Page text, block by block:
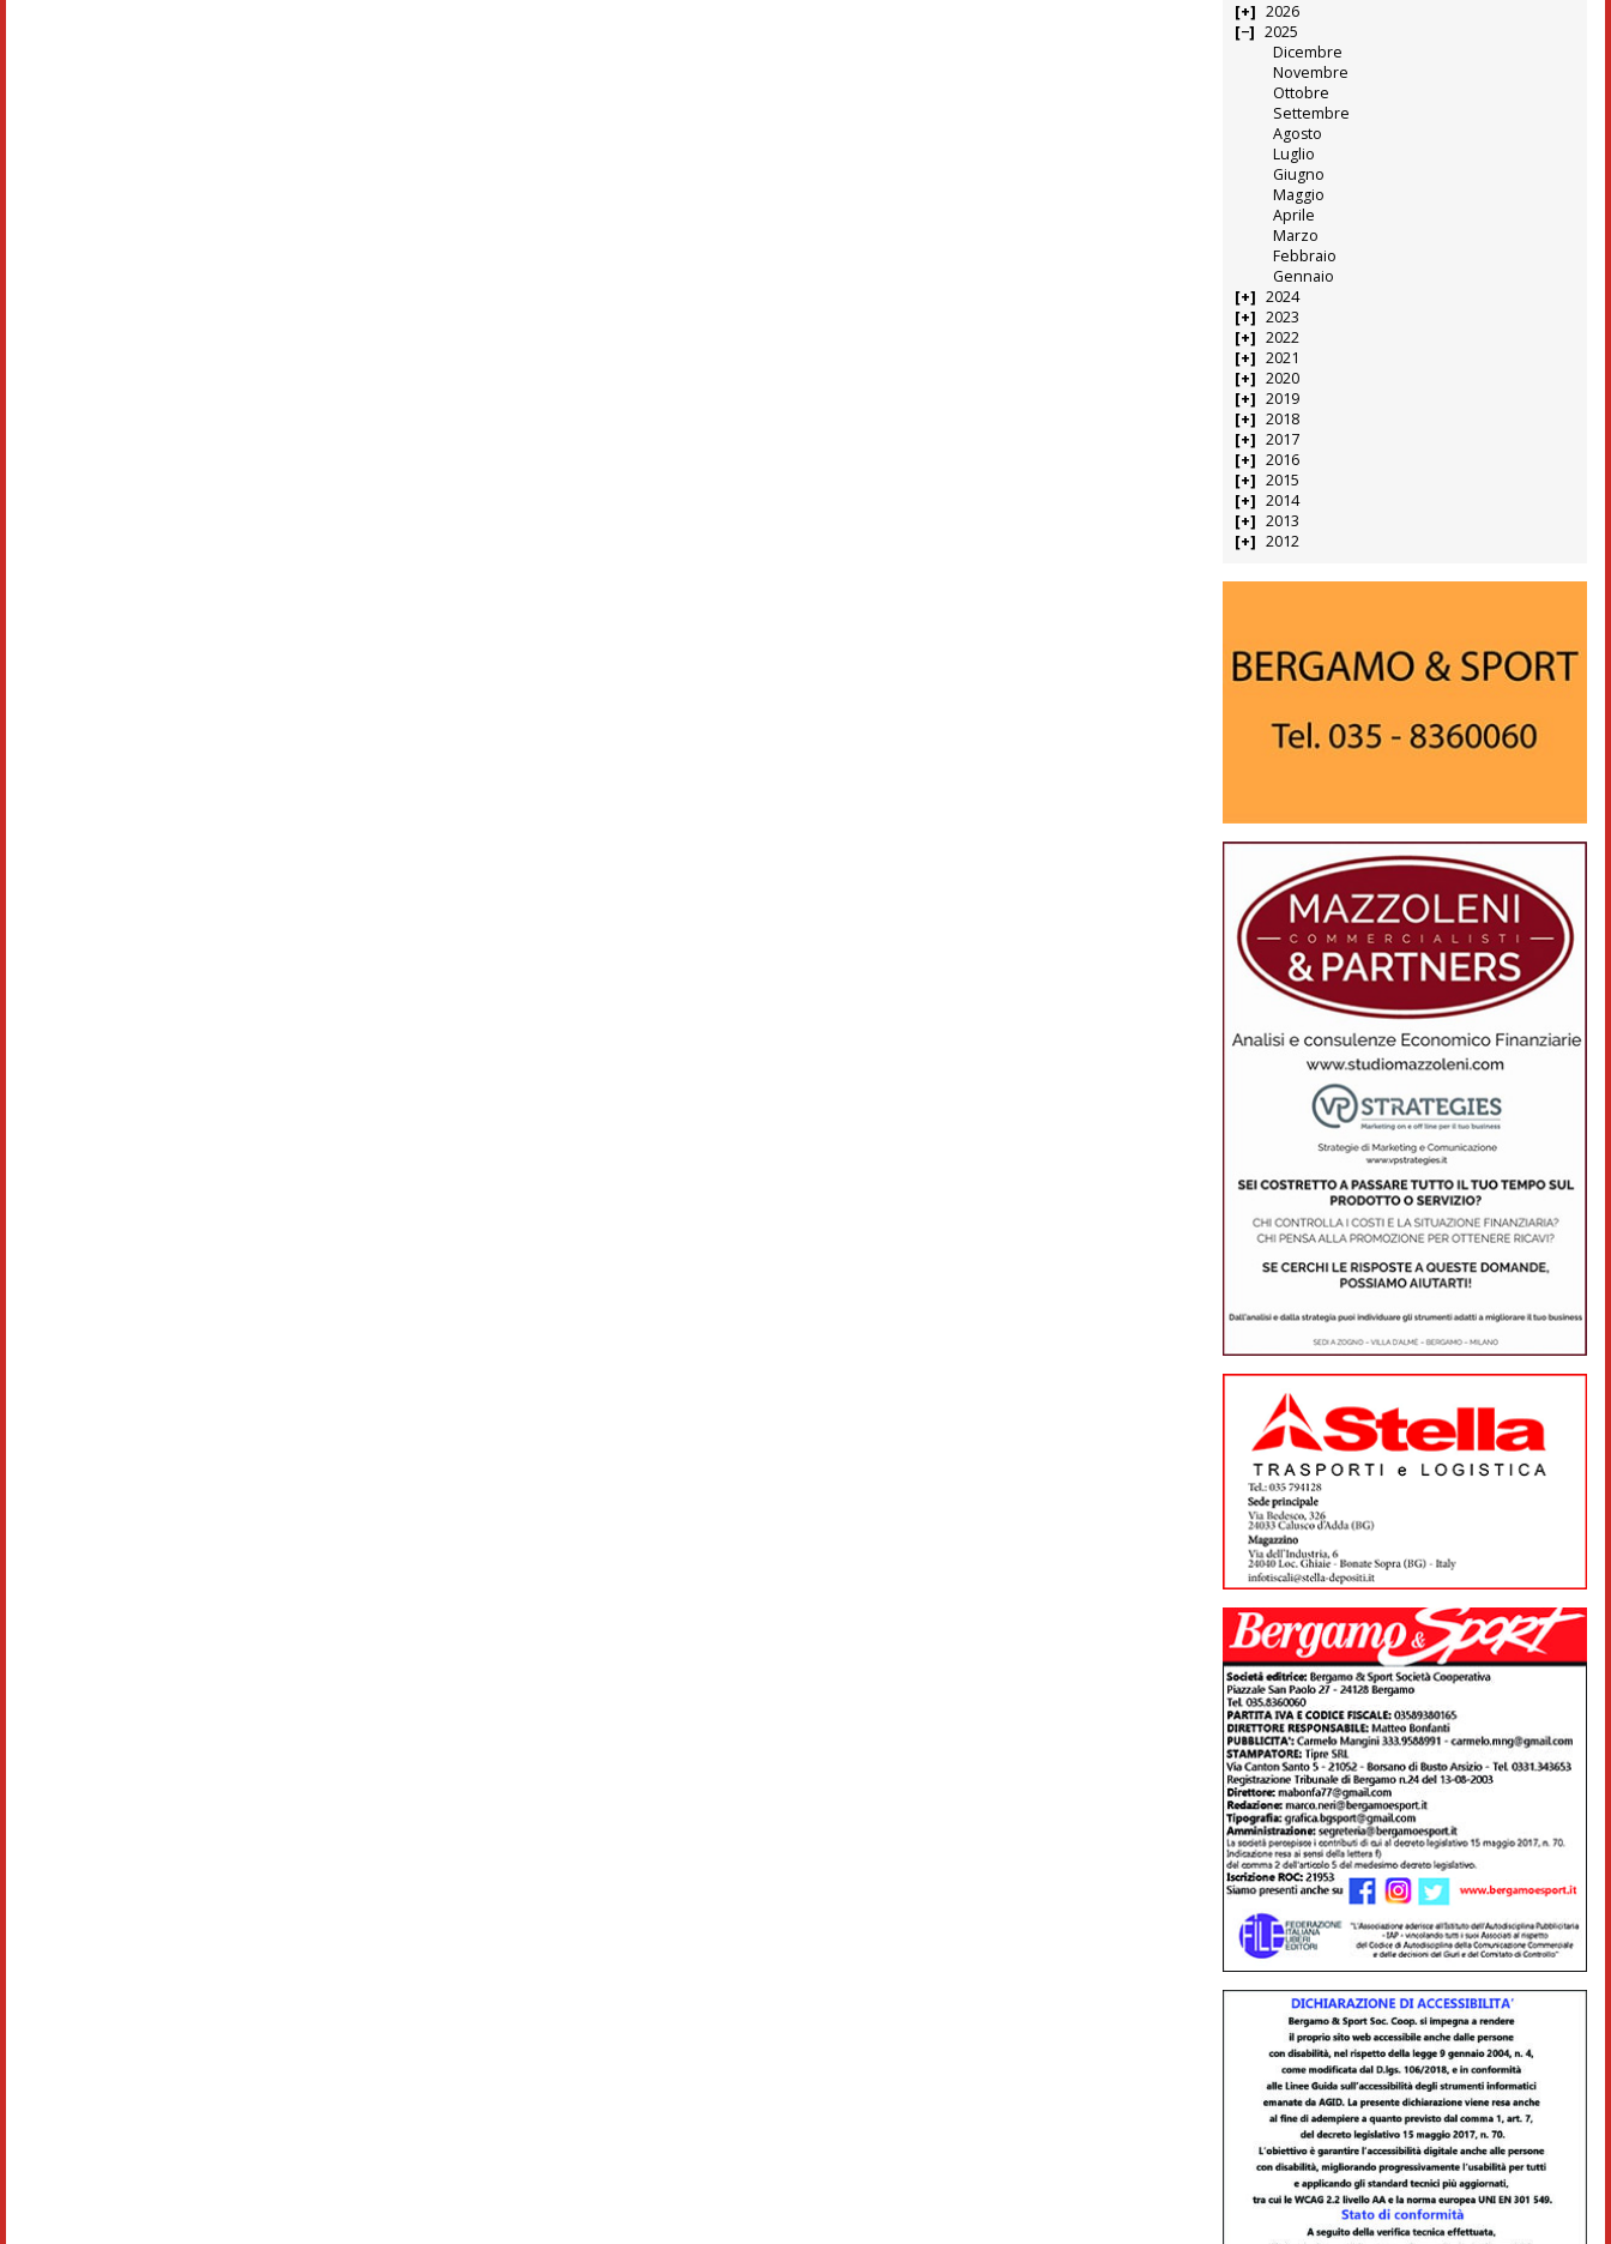
2026
2025
Dicembre
Novembre
Ottobre
Settembre
Agosto
Luglio
Giugno
Maggio
Aprile
Marzo
Febbraio
Gennaio
2024
2023
2022
2021
2020
2019
2018
2017
2016
2015
2014
2013
2012